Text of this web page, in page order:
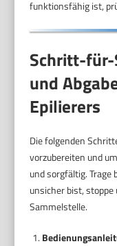
funktionsfähig ist,
Schritt-
und
Epilierers
Die folgenden
vorzubereiten und
und sorgfältig. Trage
unsicher bist,
Sammelstelle.